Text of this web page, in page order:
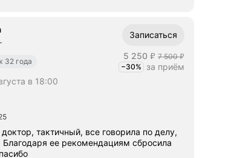
32 года
Записаться
Цена
5250
5 250 ₽ Цена
7500
7 500 ₽
Скидка -30%
−30% за приём
в 18:00
тактичный, все говорила по делу,
Благодаря ее рекомендациям сбросила